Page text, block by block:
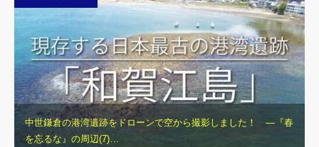
中世鎌倉の港湾遺跡をドローンで空から撮影しました！ ―『春
を忘るな』の周辺(7)…